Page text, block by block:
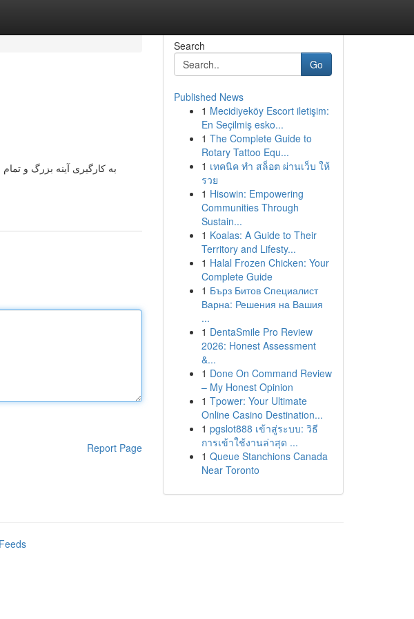
به کارگیری آینه بزرگ و
Report Page
Search
Go
Published News
1 Mecidiyeköy Escort iletişim:
En Seçilmiş esko...
1 The Complete Guide to
Rotary Tattoo Equ...
1 เทคนิค ทำ สล็อต ผ่านเว็บ ให้
รวย
1 Hisowin: Empowering
Communities Through
Sustain...
1 Koalas: A Guide to Their
Territory and Lifesty...
1 Halal Frozen Chicken: Your
Complete Guide
1 Бърз Битов Специалист
Варна: Решения на Вашия
...
1 DentaSmile Pro Review
2026: Honest Assessment
&...
1 Done On Command Review
– My Honest Opinion
1 Tpower: Your Ultimate
Online Casino Destination...
1 pgslot888 เข้าสู่ระบบ: วิธี
การเข้าใช้งานล่าสุด ...
1 Queue Stanchions Canada
Near Toronto